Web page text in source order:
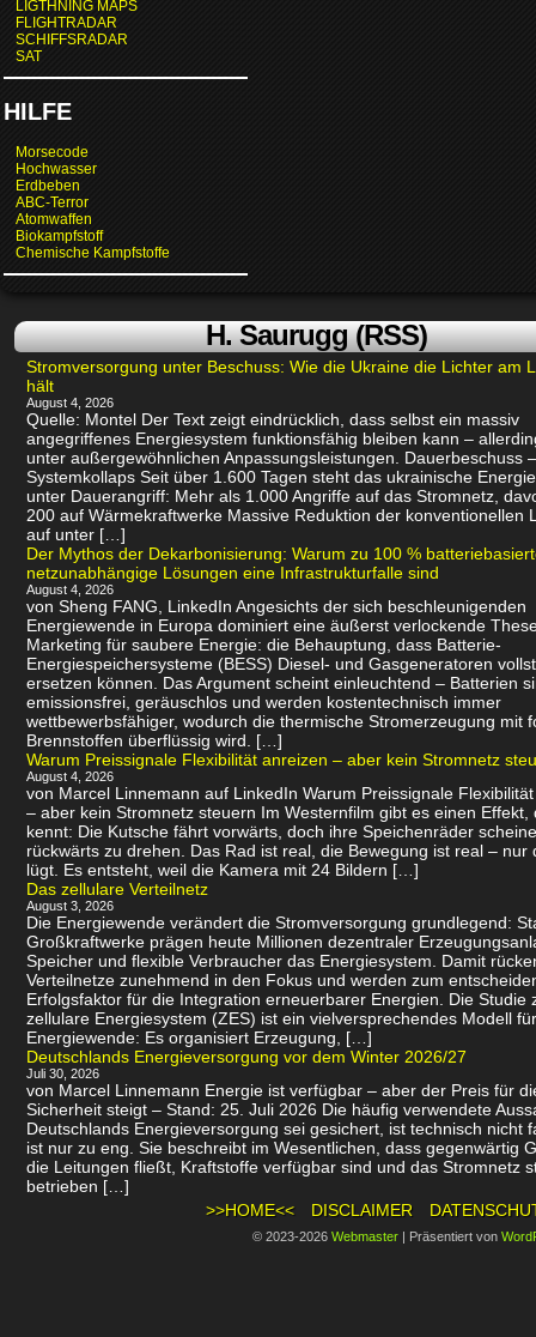
LIGTHNING MAPS
FLIGHTRADAR
SCHIFFSRADAR
SAT
HILFE
Morsecode
Hochwasser
Erdbeben
ABC-Terror
Atomwaffen
Biokampfstoff
Chemische Kampfstoffe
H. Saurugg (RSS)
Stromversorgung unter Beschuss: Wie die Ukraine die Lichter am
hält
August 4, 2026
Quelle: Montel Der Text zeigt eindrücklich, dass selbst ein massiv
angegriffenes Energiesystem funktionsfähig bleiben kann –
unter außergewöhnlichen Anpassungsleistungen. Dauerbeschuss
Systemkollaps Seit über 1.600 Tagen steht das ukrainische
unter Dauerangriff: Mehr als 1.000 Angriffe auf das Stromnetz,
200 auf Wärmekraftwerke Massive Reduktion der konventionellen
auf unter […]
Der Mythos der Dekarbonisierung: Warum zu 100 %
netzunabhängige Lösungen eine Infrastrukturfalle sind
August 4, 2026
von Sheng FANG, LinkedIn Angesichts der sich beschleunigenden
Energiewende in Europa dominiert eine äußerst verlockende
Marketing für saubere Energie: die Behauptung, dass Batterie-
Energiespeichersysteme (BESS) Diesel- und Gasgeneratoren
ersetzen können. Das Argument scheint einleuchtend – Batterien
emissionsfrei, geräuschlos und werden kostentechnisch immer
wettbewerbsfähiger, wodurch die thermische Stromerzeugung mit
Brennstoffen überflüssig wird. […]
Warum Preissignale Flexibilität anreizen – aber kein Stromnetz
August 4, 2026
von Marcel Linnemann auf LinkedIn Warum Preissignale
– aber kein Stromnetz steuern Im Westernfilm gibt es einen Effekt,
kennt: Die Kutsche fährt vorwärts, doch ihre Speichenräder
rückwärts zu drehen. Das Rad ist real, die Bewegung ist real – nur
lügt. Es entsteht, weil die Kamera mit 24 Bildern […]
Das zellulare Verteilnetz
August 3, 2026
Die Energiewende verändert die Stromversorgung grundlegend:
Großkraftwerke prägen heute Millionen dezentraler
Speicher und flexible Verbraucher das Energiesystem. Damit
Verteilnetze zunehmend in den Fokus und werden zum
Erfolgsfaktor für die Integration erneuerbarer Energien. Die Studie
zellulare Energiesystem (ZES) ist ein vielversprechendes Modell
Energiewende: Es organisiert Erzeugung, […]
Deutschlands Energieversorgung vor dem Winter 2026/27
Juli 30, 2026
von Marcel Linnemann Energie ist verfügbar – aber der Preis für
Sicherheit steigt – Stand: 25. Juli 2026 Die häufig verwendete
Deutschlands Energieversorgung sei gesichert, ist technisch nicht
ist nur zu eng. Sie beschreibt im Wesentlichen, dass gegenwärtig
die Leitungen fließt, Kraftstoffe verfügbar sind und das Stromnetz
betrieben […]
>>HOME<<
DISCLAIMER
© 2023-2026 Webmaster | Präsentiert von